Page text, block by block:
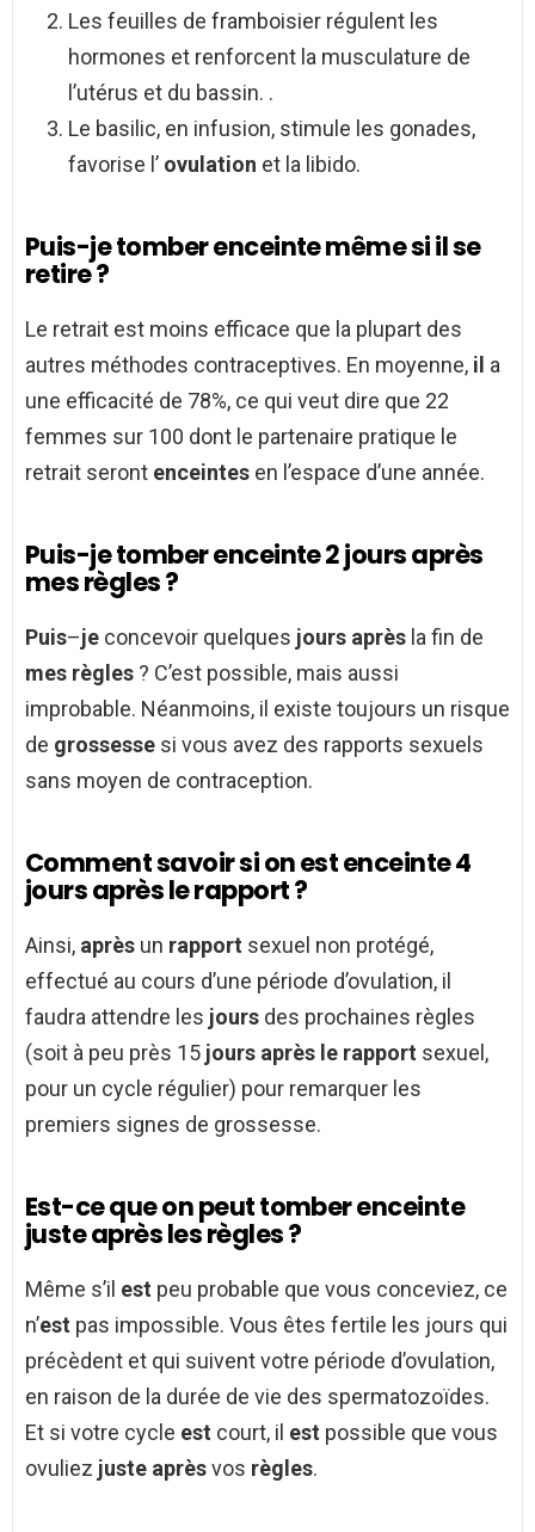
Les feuilles de framboisier régulent les
hormones et renforcent la musculature de
l’utérus et du bassin. .
Le basilic, en infusion, stimule les gonades,
favorise l’ ovulation et la libido.
Puis-je tomber enceinte même si il se
retire ?
Le retrait est moins efficace que la plupart des
autres méthodes contraceptives. En moyenne, il a
une efficacité de 78%, ce qui veut dire que 22
femmes sur 100 dont le partenaire pratique le
retrait seront enceintes en l’espace d’une année.
Puis-je tomber enceinte 2 jours après
mes règles ?
Puis–je concevoir quelques jours après la fin de
mes règles ? C’est possible, mais aussi
improbable. Néanmoins, il existe toujours un risque
de grossesse si vous avez des rapports sexuels
sans moyen de contraception.
Comment savoir si on est enceinte 4
jours après le rapport ?
Ainsi, après un rapport sexuel non protégé,
effectué au cours d’une période d’ovulation, il
faudra attendre les jours des prochaines règles
(soit à peu près 15 jours après le rapport sexuel,
pour un cycle régulier) pour remarquer les
premiers signes de grossesse.
Est-ce que on peut tomber enceinte
juste après les règles ?
Même s’il est peu probable que vous conceviez, ce
n’est pas impossible. Vous êtes fertile les jours qui
précèdent et qui suivent votre période d’ovulation,
en raison de la durée de vie des spermatozoïdes.
Et si votre cycle est court, il est possible que vous
ovuliez juste aprèsvos règles.